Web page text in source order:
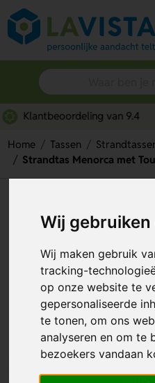
Wij
Wij maken gebruik
tracking-
op onze website te
gepersonaliseerde
te tonen, om ons
analyseren en om te
bezoekers vandaan
Snelle
Home Tassen
Strandtas Menorca met
Handvatten
Artikelnummer: 247806